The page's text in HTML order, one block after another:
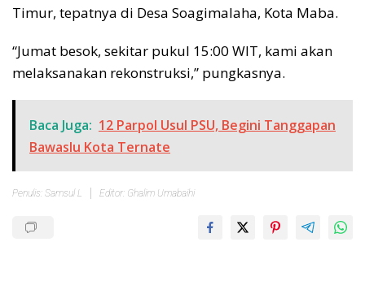
Timur, tepatnya di Desa Soagimalaha, Kota Maba.
“Jumat besok, sekitar pukul 15:00 WIT, kami akan
melaksanakan rekonstruksi,” pungkasnya.
Baca Juga: 12 Parpol Usul PSU, Begini Tanggapan
Bawaslu Kota Ternate
Penulis: Samsul L Editor: Ghalim Umabaihi